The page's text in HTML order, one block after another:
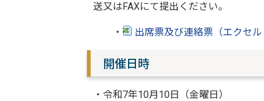
送又はFAXにて提出ください。
・ 出席票及び連絡票（エクセ
開催日時
・令和7年10月10日（金曜日）